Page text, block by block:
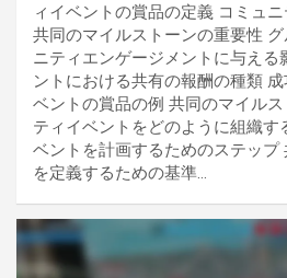
ィイベントの賞品の定義 コミュ
共同のマイルストーンの重要性
ニティエンゲージメントに与える
ントにおける共有の報酬の種類
ベントの賞品の例 共同のマイル
ティイベントをどのように組織す
ベントを計画するためのステップ
を定義するための基準…